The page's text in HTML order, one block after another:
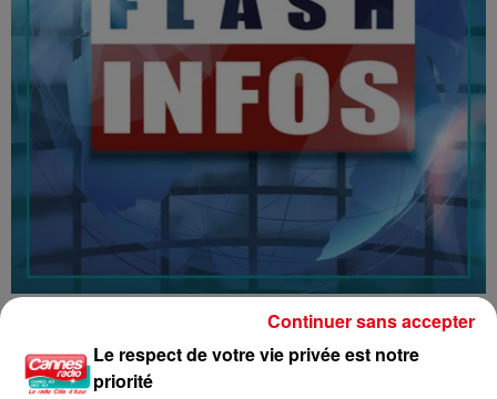
Le respect de votre vie privée est notre
priorité
Continuer sans accepter